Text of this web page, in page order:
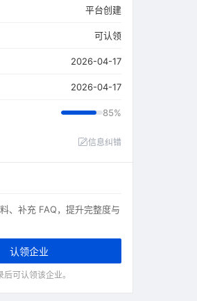
平台创建
可认领
2026-04-17
2026-04-17
85%
信息纠错
、补充 FAQ，提升完整度与
认领企业
后可认领该企业。